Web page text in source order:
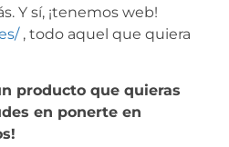
Y sí, ¡tenemos web!
, todo aquel que quiera
producto que quieras
en ponerte en